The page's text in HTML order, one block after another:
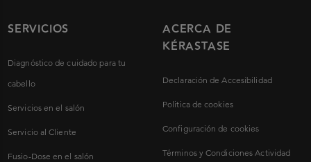
SERVICIOS
Diagnóstico de cuidado para tu
cabello
Servicios en el salón
Servicio al Cliente
Fusio-Dose en el salón
ACERCA DE
KÉRASTASE
Declaración de Accesibilidad
Politica de cookies
Configuración de cookies
Términos y Condiciones Actividad